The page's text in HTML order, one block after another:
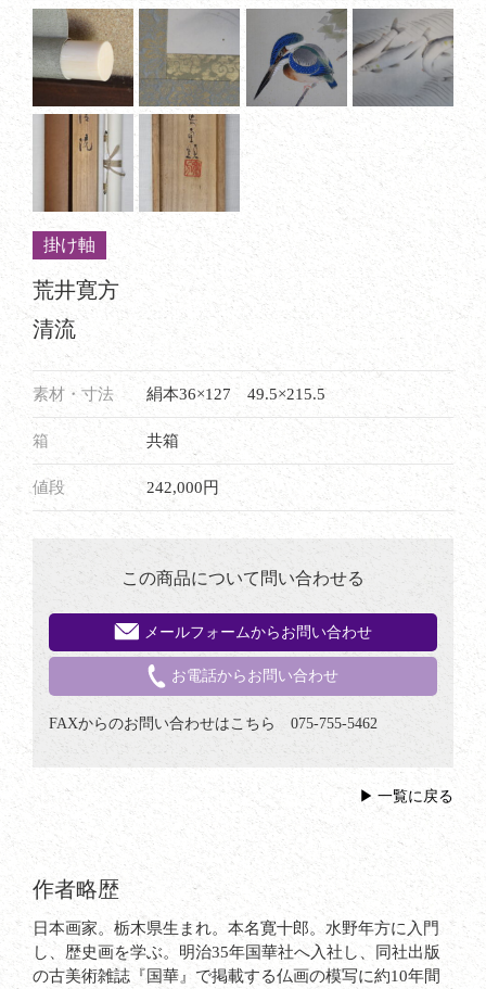
掛け軸
荒井寛方
清流
素材・寸法 絹本36×127 49.5×215.5
箱 共箱
値段 242,000円
この商品について問い合わせる
メールフォームからお問い合わせ
お電話からお問い合わせ
FAXからのお問い合わせはこちら 075-755-5462
一覧に戻る
作者略歴
日本画家。栃木県生まれ。本名寛十郎。水野年方に入門
し、歴史画を学ぶ。明治35年国華社へ入社し、同社出版
の古美術雑誌『国華』で掲載する仏画の模写に約10年間